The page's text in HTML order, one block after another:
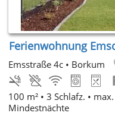
Ferienwohnung
Emsstraße 4c • Borkum
100 m² • 3 Schlafz. •
Mindestnächte